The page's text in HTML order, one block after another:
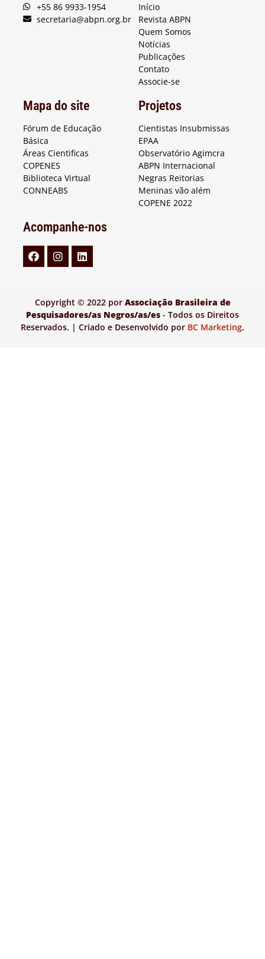
+55 86 9933-1954
secretaria@abpn.org.br
Início
Revista ABPN
Quem Somos
Notícias
Publicações
Contato
Associe-se
Mapa do site
Fórum de Educação
Básica
Áreas Cientificas
COPENES
Biblioteca Virtual
CONNEABS
Projetos
Cientistas Insubmissas
EPAA
Observatório Agimcra
ABPN Internacional
Negras Reitorias
Meninas vão além
COPENE 2022
Acompanhe-nos
Copyright © 2022 por Associação Brasileira de
Pesquisadores/as Negros/as/es - Todos os Direitos
Reservados. | Criado e Desenvolvido por BC Marketing.